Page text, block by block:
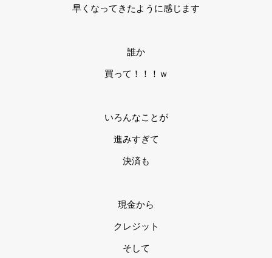
早くなってきたように感じます
誰か
買って！！！ｗ
いろんなことが
進みすぎて
決済も
現金から
クレジット
そして